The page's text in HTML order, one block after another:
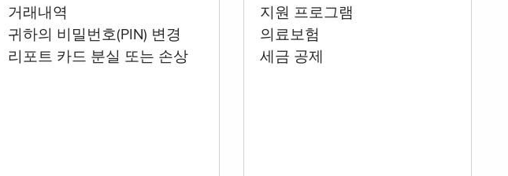
거래내역
귀하의 비밀번호(PIN) 변경
리포트 카드 분실 또는 손상
지원 프로그램
의료보험
세금 공제